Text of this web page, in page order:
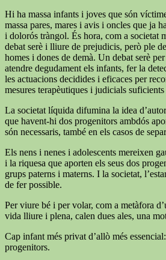
Hi ha massa infants i joves que són
massa pares, mares i avis i oncles que ja
i dolorós tràngol. És hora, com a societat
debat serè i lliure de prejudicis, però ple
homes i dones de demà. Un debat serè
atendre degudament els infants, fer la
les actuacions decidides i eficaces per
mesures terapèutiques i judicials
La societat líquida difumina la idea
que havent-hi dos progenitors ambdós
són necessaris, també en els casos de
Els nens i nenes i adolescents mereixen
i la riquesa que aporten els seus dos
grups paterns i materns. I la societat,
de fer possible.
Per viure bé i per volar, com a metàfora
vida lliure i plena, calen dues ales, una
Cap infant més privat d’allò més
progenitors.